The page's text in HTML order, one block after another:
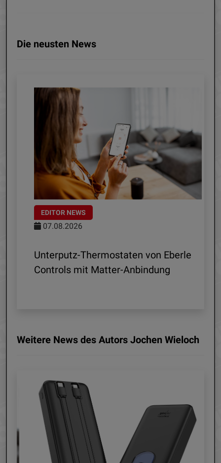
Die neusten News
EDITOR NEWS
07.08.2026
Unterputz-Thermostaten von Eberle
Controls mit Matter-Anbindung
Weitere News des Autors Jochen Wieloch